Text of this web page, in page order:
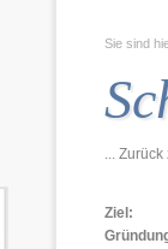
Sie sind
... Zurück
Ziel: